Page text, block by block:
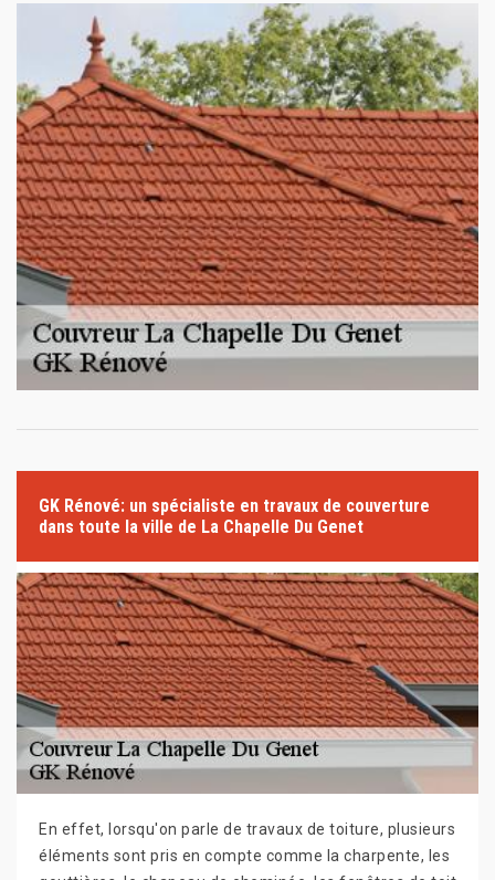
GK Rénové: un spécialiste en travaux de couverture
dans toute la ville de La Chapelle Du Genet
En effet, lorsqu'on parle de travaux de toiture, plusieurs
éléments sont pris en compte comme la charpente, les